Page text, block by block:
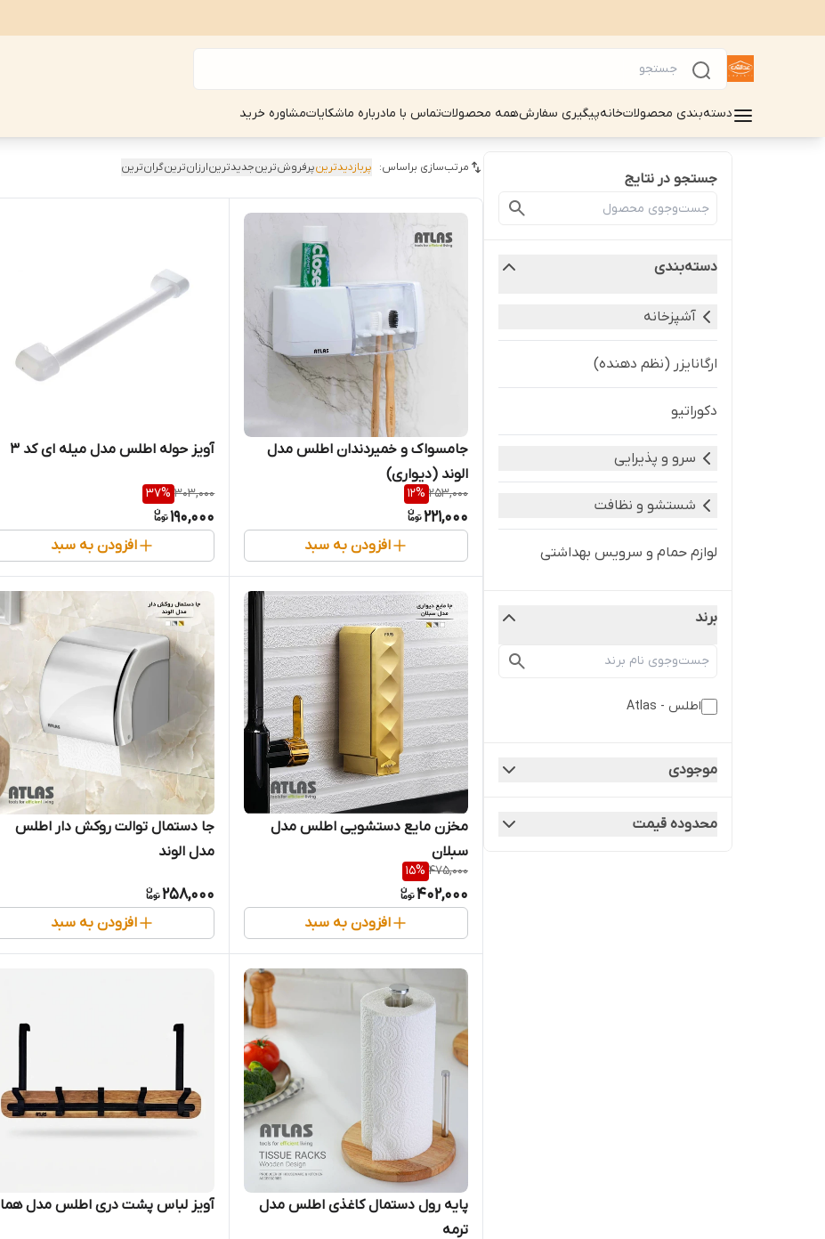
دسته‌بندی محصولاتخانهپیگیری سفارشهمه محصولاتتماس با مادرباره ماشکایاتمشاوره خرید
جستجو در نتایج
دسته‌بندی
آشپزخانه
ارگانایزر (نظم دهنده)
دکوراتیو
سرو و پذیرایی
شستشو و نظافت
لوازم حمام و سرویس بهداشتی
برند
اطلس - Atlas
موجودی
محدوده قیمت
مرتب‌سازی براساس: پربازدیدترینپرفروش‌ترینجدیدترینارزان‌ترینگران‌ترین
جامسواک و خمیردندان اطلس مدل
الوند (دیواری)
253,000
12%
221,000
افزودن به سبد
آویز حوله اطلس مدل میله ای کد 3
303,000
37%
190,000
افزودن به سبد
مخزن مایع دستشویی اطلس مدل
سبلان
475,000
15%
402,000
افزودن به سبد
جا دستمال توالت روکش دار اطلس
مدل الوند
258,000
افزودن به سبد
پایه رول دستمال کاغذی اطلس مدل
ترمه
آویز لباس پشت دری اطلس مدل هما